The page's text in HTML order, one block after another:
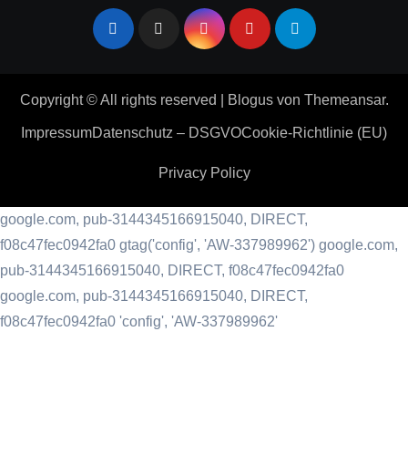
Copyright © All rights reserved Blogusvon Themeansar.
ImpressumDatenschutz – DSGVOCookie-Richtlinie (EU)
Privacy Policy
google.com, pub-3144345166915040, DIRECT,
f08c47fec0942fa0 gtag('config', 'AW-337989962') google.com,
pub-3144345166915040, DIRECT, f08c47fec0942fa0
google.com, pub-3144345166915040, DIRECT,
f08c47fec0942fa0 'config', 'AW-337989962'